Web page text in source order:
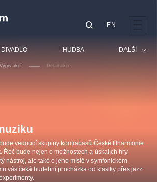
DIVADLO HUDBA DALŠÍ
Sport
Ostatní
EN
Výpis akcí Detail akce
vedoucí skupiny kontrabasů České filharmonie
Řeč bude nejen o možnostech a úskalích hry
nástroj, ale také o jeho místě v symfonickém
vás čeká hudební procházka od klasiky přes jazz
s.r.o.